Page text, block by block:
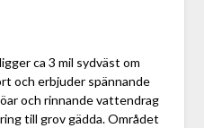
ca 3 mil sydväst om
och erbjuder spännande
och rinnande vattendrag
till grov gädda. Området